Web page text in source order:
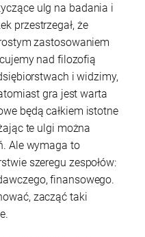
ulg na badania i
przestrzegał, że
zastosowaniem
nad filozofią
i widzimy,
gra jest warta
będą całkiem istotne
te ulgi można
Ale wymaga to
szeregu zespołów:
finansowego.
zacząć taki